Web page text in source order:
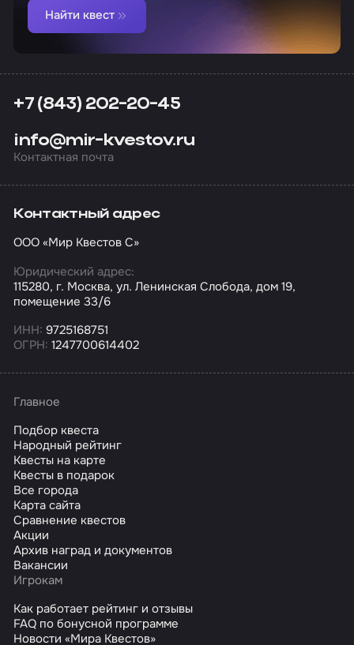
Найти квест
+7 (843) 202-20-45
info@mir-kvestov.ru
Контактная почта
Контактный адрес
ООО «Мир Квестов С»
Юридический адрес:
115280, г. Москва, ул. Ленинская Слобода, дом 19,
помещение 33/6
ИНН: 9725168751
ОГРН: 1247700614402
Главное
Подбор квеста
Народный рейтинг
Квесты на карте
Квесты в подарок
Все города
Карта сайта
Сравнение квестов
Акции
Архив наград и документов
Вакансии
Игрокам
Как работает рейтинг и отзывы
FAQ по бонусной программе
Новости «Мира Квестов»